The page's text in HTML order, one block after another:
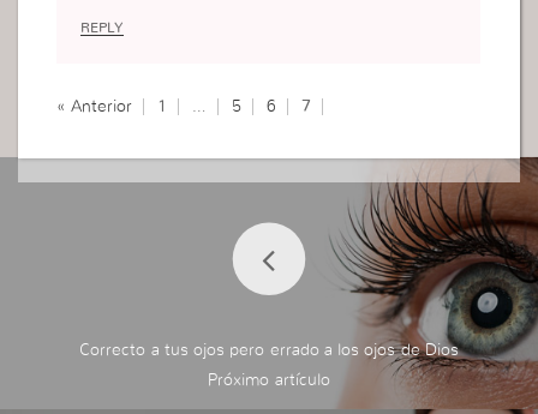
REPLY
« Anterior 1 5 6 7
Correcto a tus ojos pero errado a los ojos de Dios